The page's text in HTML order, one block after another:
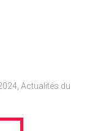
,Actualités du